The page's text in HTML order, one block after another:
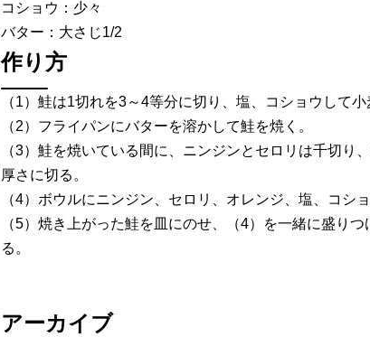
コショウ：少々
バター：大さじ1/2
作り方
（1）鮭は1切れを3～4等分に切り、塩、コショウして小
（2）フライパンにバターを溶かして鮭を焼く。
（3）鮭を焼いている間に、ニンジンとセロリは千切り
厚さに切る。
（4）ボウルにニンジン、セロリ、オレンジ、塩、コシ
（5）焼き上がった鮭を皿にのせ、（4）を一緒に盛り
る。
アーカイブ